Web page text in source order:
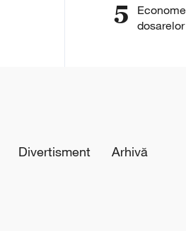
Cum se
5
Divertisment Arhivă